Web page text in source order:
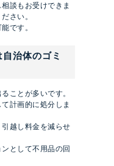
談もお受けできま
さい。
です。
治体のゴミ
ことが多いです。
計画的に処分しま
越し料金を減らせ
として不用品の回